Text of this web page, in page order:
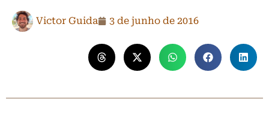
Victor Guida 3 de junho de 2016